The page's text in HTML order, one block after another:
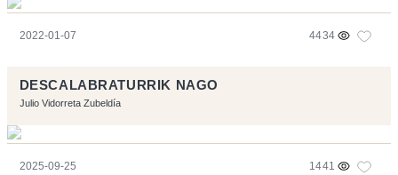
2022-01-07 4434
DESCALABRATURRIK NAGO
Julio Vidorreta Zubeldía
2025-09-25 1441